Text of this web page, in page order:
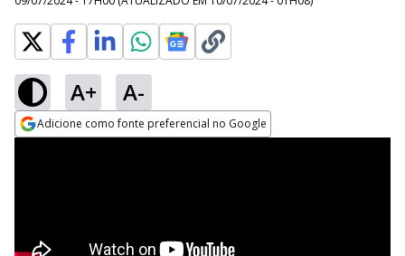
A+ A-
Adicione como fonte preferencial no Google